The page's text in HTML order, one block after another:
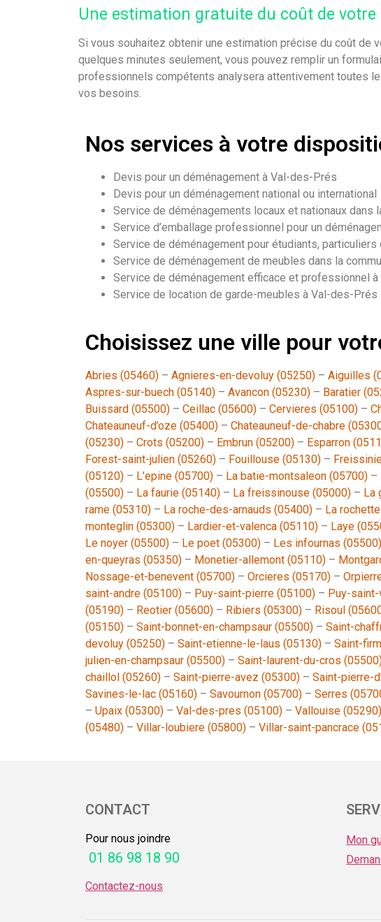
Une estimation gratuite du coût de votre
Si vous souhaitez obtenir une estimation précise du coût de
quelques minutes seulement, vous pouvez remplir un
professionnels compétents analysera attentivement toutes
vos besoins.
Nos services à votre
Devis pour un déménagement à Val-des-Prés
Devis pour un déménagement national ou international
Service de déménagements locaux et nationaux dans
Service d’emballage professionnel pour un
Service de déménagement pour étudiants,
Service de déménagement de meubles dans la
Service de déménagement efficace et professionnel
Service de location de garde-meubles à Val-des-Prés
Choisissez une ville pour
Abries (05460) – Agnieres-en-devoluy (05250) – Aiguilles
Aspres-sur-buech (05140) – Avancon (05230) – Baratier
Buissard (05500) – Ceillac (05600) – Cervieres (05100) –
Chateauneuf-d’oze (05400) – Chateauneuf-de-chabre
(05230) – Crots (05200) – Embrun (05200) – Esparron
Forest-saint-julien (05260) – Fouillouse (05130) –
(05120) – L’epine (05700) – La batie-montsaleon (05700) –
(05500) – La faurie (05140) – La freissinouse (05000) – La
rame (05310) – La roche-des-arnauds (05400) – La
monteglin (05300) – Lardier-et-valenca (05110) – Laye
Le noyer (05500) – Le poet (05300) – Les infournas (05500)
en-queyras (05350) – Monetier-allemont (05110) –
Nossage-et-benevent (05700) – Orcieres (05170) –
saint-andre (05100) – Puy-saint-pierre (05100) – Puy-
(05190) – Reotier (05600) – Ribiers (05300) – Risoul
(05150) – Saint-bonnet-en-champsaur (05500) – Saint-
devoluy (05250) – Saint-etienne-le-laus (05130) – Saint-
julien-en-champsaur (05500) – Saint-laurent-du-cros
chaillol (05260) – Saint-pierre-avez (05300) – Saint-pierre-
Savines-le-lac (05160) – Savournon (05700) – Serres
– Upaix (05300) – Val-des-pres (05100) – Vallouise (05290)
(05480) – Villar-loubiere (05800) – Villar-saint-pancrace
CONTACT
Pour nous joindre
01 86 98 18 90
Contactez-nous
Mon